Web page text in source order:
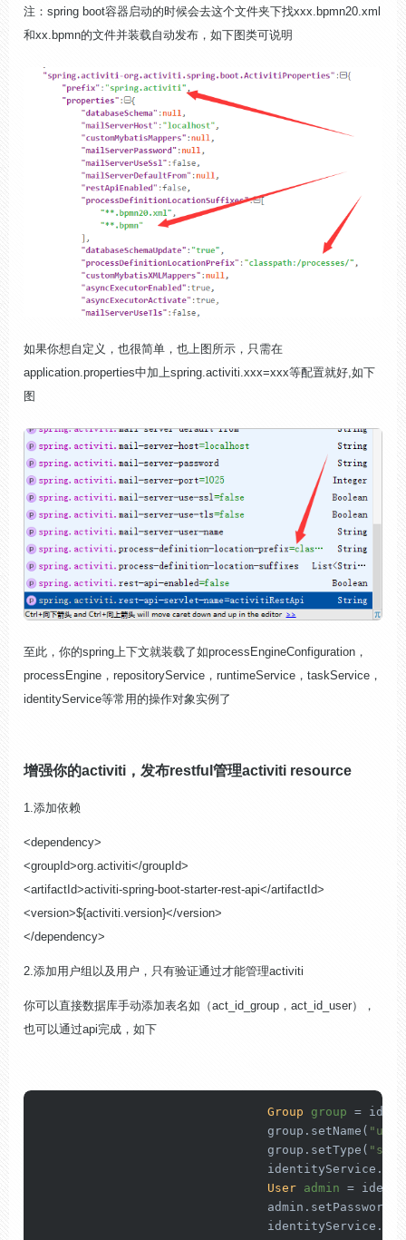
注：spring boot容器启动的时候会去这个文件夹下找xxx.bpmn20.xml
和xx.bpmn的文件并装载自动发布，如下图类可说明
如果你想自定义，也很简单，也上图所示，只需在
application.properties中加上spring.activiti.xxx=xxx等配置就好,如下
图
至此，你的spring上下文就装载了如processEngineConfiguration，
processEngine，repositoryService，runtimeService，taskService，
identityService等常用的操作对象实例了
增强你的activiti，发布restful管理activiti resource
1.添加依赖
<dependency>
<groupId>org.activiti</groupId>
<artifactId>activiti-spring-boot-starter-rest-api</artifactId>
<version>${activiti.version}</version>
</dependency>
2.添加用户组以及用户，只有验证通过才能管理activiti
你可以直接数据库手动添加表名如（act_id_group，act_id_user），
也可以通过api完成，如下
Group group =
				group.setName(
				group.setType(
User admin =
				admin.setPassword(